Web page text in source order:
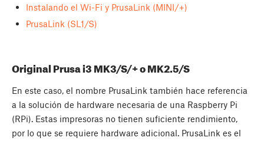
Instalando el Wi-Fi y PrusaLink (MINI/+)
PrusaLink (SL1/S)
Original Prusa i3 MK3/S/+ o MK2.5/S
En este caso, el nombre PrusaLink también hace referencia
a la solución de hardware necesaria de una Raspberry Pi
(RPi). Estas impresoras no tienen suficiente rendimiento,
por lo que se requiere hardware adicional. PrusaLink es el